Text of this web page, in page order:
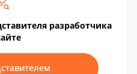
разработчика